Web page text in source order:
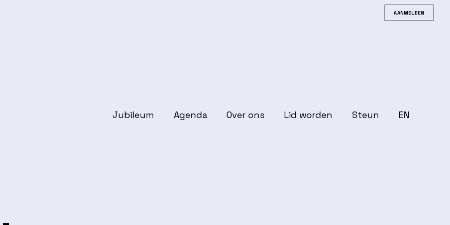
Jubileum Agenda Over ons Lid worden Steun EN
AANMELDEN